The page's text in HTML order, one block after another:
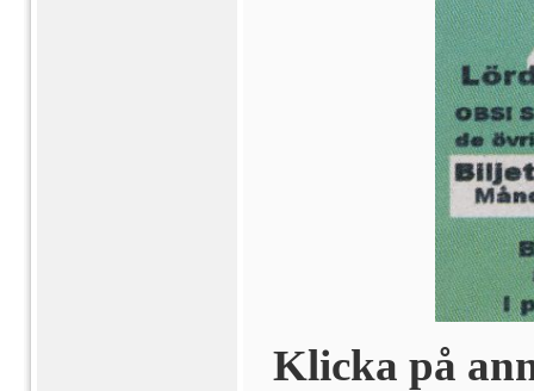
Klicka på